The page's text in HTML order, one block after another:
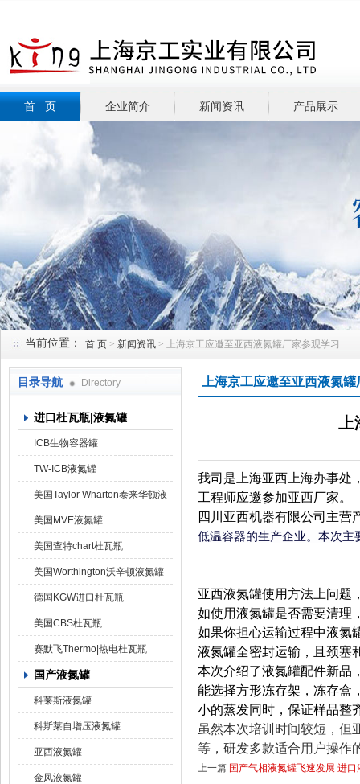
上海京工实业有限公司
首 页 企业简介 新闻资讯 产品展示
当前位置： 首 页 > 新闻资讯 > 上海京工应邀至亚西液氮罐厂家参观学习
目录导航 Directory
进口杜瓦瓶|液氮罐
ICB生物容器罐
TW-ICB液氮罐
美国Taylor Wharton泰来华顿液
氮罐
美国MVE液氮罐
美国查特chart杜瓦瓶
美国Worthington沃辛顿液氮罐
德国KGW进口杜瓦瓶
美国CBS杜瓦瓶
赛默飞Thermo|热电杜瓦瓶
国产液氮罐
科莱斯液氮罐
科斯莱自增压液氮罐
亚西液氮罐
金凤液氮罐
上海京工应邀至亚西液氮
上
我司是上海亚西上海办事处
工程师应邀参加亚西厂家。
四川亚西机器有限公司主营
低温容器的生产企业。本次
亚西液氮罐使用方法 上问
如使用液氮罐是否需要清理
如果你担心运输过程中液氮
液氮罐全密封运输，且颈塞
本次介绍了液氮罐配件新品
能选择方形冻存架，冻存盒
小的蒸发同时，保证样品整
虽然本次培训时间较短，但
等，研发多款适合用户操作
上一篇 国产气相液氮罐飞速发展 进